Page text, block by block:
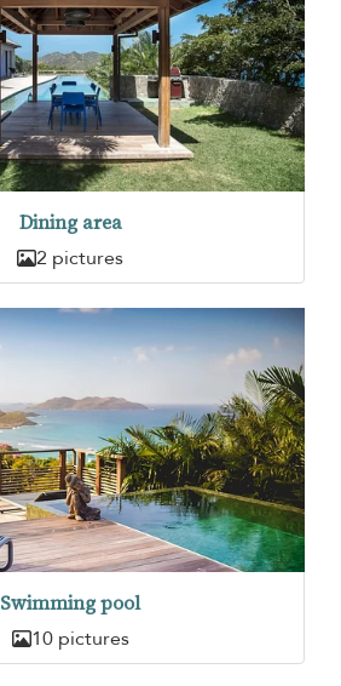
Dining area
2 pictures
Swimming pool
10 pictures